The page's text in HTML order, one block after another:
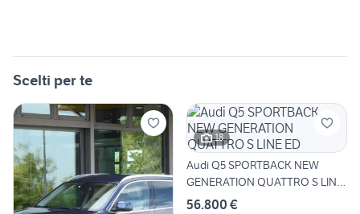
Scelti per te
18
Audi Q5 SPORTBACK NEW
GENERATION QUATTRO S LINE
ED
56.800 €